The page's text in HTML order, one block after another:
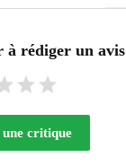
à rédiger un avis
critique